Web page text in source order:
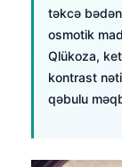
təkcə
osmotik
Qlükoza,
kontrast
qəbulu
Lietuvių
한국어
Magyar
Shqip